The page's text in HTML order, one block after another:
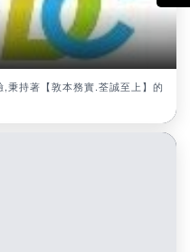
秉持著【敦本務實.荃誠至上】的